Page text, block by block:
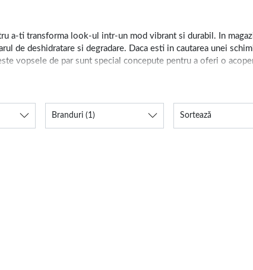
a-ti transforma look-ul intr-un mod vibrant si durabil. In
de deshidratare si degradare. Daca esti in cautarea unei
vopsele de par sunt special concepute pentru a oferi o
include atat optiuni permanente, cat si semipermanente,
profesionale, poti fi sigura ca fiecare nuanta ofera o
te vei bucura de o experienta profesionala, menita sa
frumoasă, fara a compromite sanatatea parului. In plus,
Branduri (1) Sortează